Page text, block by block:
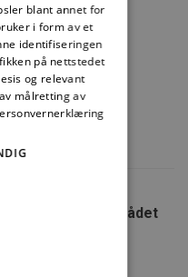
du bestiller.
Tjenester fra Fagrådet
Våtrom
i Byggebransjens
blant annet for
i form av et
identifiseringen
på nettstedet
og relevant
målretting av